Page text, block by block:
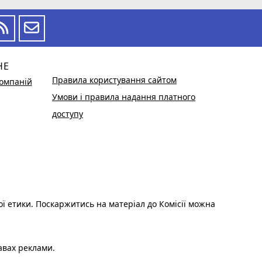
Правила користування сайтом
Умови і правила надання платного
доступу
етики. Поскаржитись на матеріал до Комісії можна
реклами.